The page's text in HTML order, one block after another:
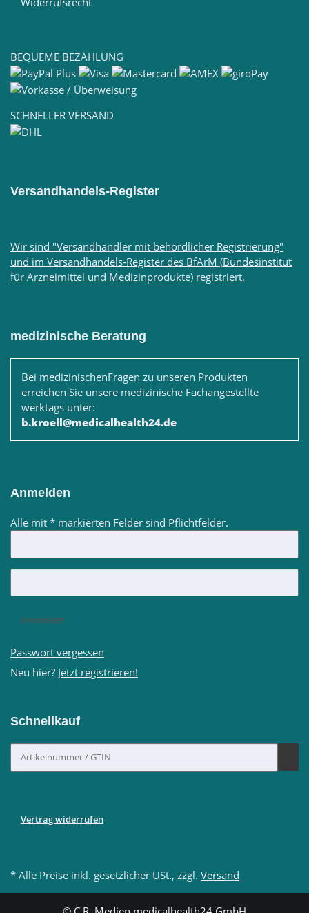
BEQUEME BEZAHLUNG
SCHNELLER VERSAND
Versandhandels-Register
Wir sind "Versandhändler mit behördlicher Registrierung"
und im Versandhandels-Register des BfArM (Bundesinstitut
für Arzneimittel und Medizinprodukte) registriert.
medizinische Beratung
Bei medizinischenFragen zu unseren Produkten
erreichen Sie unsere medizinische Fachangestellte
werktags unter:
b.kroell@medicalhealth24.de
Anmelden
Alle mit * markierten Felder sind Pflichtfelder.
Anmelden
Passwort vergessen
Neu hier? Jetzt registrieren!
Schnellkauf
Vertrag widerrufen
* Alle Preise inkl. gesetzlicher USt., zzgl. Versand